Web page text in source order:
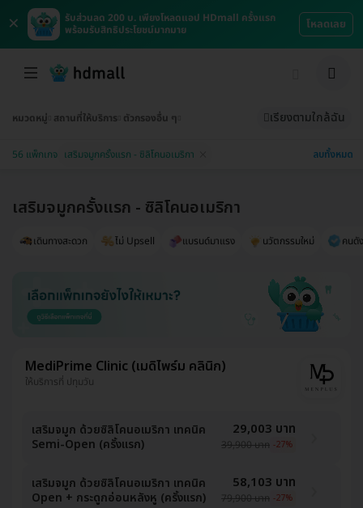
×
รับส่วนลด 200 บ. เพียงโหลดแอป HDmall ครั้งแรก
พร้อมรับสิทธิประโยชน์มากมาย
โหลดเลย
หมวดหมู่ สถานที่ให้บริการ ตัวกรองอื่น ๆ เรียงตามใกล้ฉัน
56 แพ็กเกจ เสริมจมูกครั้งแรก - ซิลิโคนอเมริกา ลบทั้งหมด
เดินทางสะดวก ไม่ Upsell แบรนด์มาแรง นวัตกรรมใหม่ คนดั
เสริมจมูกครั้งแรก - ซิลิโคนอเมริกา
MediPrime Clinic (เมดิไพร์ม คลินิก)
ให้บริการที่ ปทุมวัน
เสริมจมูก ด้วยซิลิโคนอเมริกา เทคนิค
Semi-Open (ครั้งแรก)
29,003 บาท
39,900 บาท -27%
เสริมจมูก ด้วยซิลิโคนอเมริกา เทคนิค
Open + กระดูกอ่อนหลังหู (ครั้งแรก)
58,103 บาท
79,900 บาท -27%